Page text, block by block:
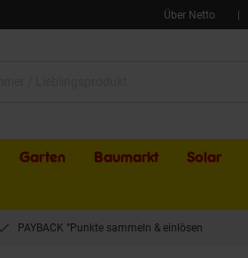
Über Netto
Garten Baumarkt Solar
PAYBACK °Punkte sammeln & einlösen